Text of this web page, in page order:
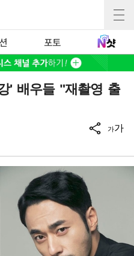
포토
' 배우들 "재촬영 출
가가